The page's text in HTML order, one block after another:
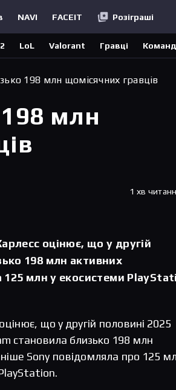
NAVI FACEIT Розіграші
LoL Valorant Гравці
198 млн щомісячних гравців
млн
1 хв
оцінює, що у другій
198 млн активних
125 млн у екосистеми
що у другій половині 2025
становила близько 198 млн
Sony повідомляла про 125